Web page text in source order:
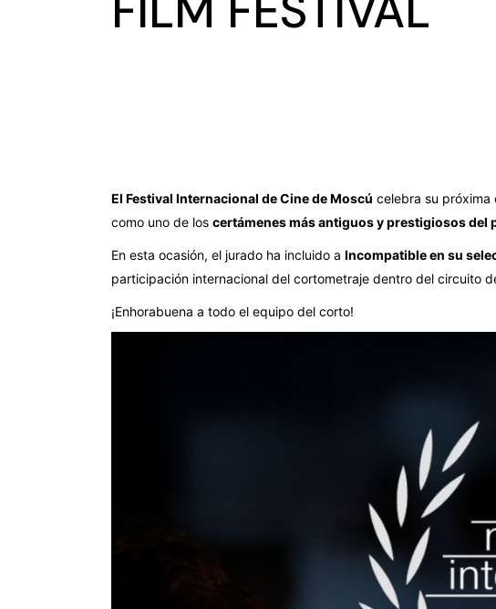
El Festival Internacional de Cine de Moscú celebra su próxima
como uno de los certámenes más antiguos y prestigiosos
En esta ocasión, el jurado ha incluido a Incompatible en su
participación internacional del cortometraje dentro del circuito
¡Enhorabuena a todo el equipo del corto!